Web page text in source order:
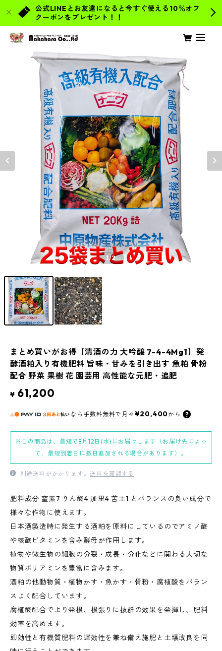
公式LINEとお友達になると今すぐ使える10％オフ
クーポンをプレゼント！！
1/2
まとめ買いがお得【清酒の力 大吟醸 7-4-4Mg1】発
酵酒粕入り有機肥料 旨味・甘みを引き出す 魚粕 骨粉
配合 野菜 果樹 花 園芸用 高性能な元肥・追肥
¥ 61,200
なら 手数料無料で 月々 ¥20,400から
※この商品は、最短で8月12日(水)にお届けします（お届け先によっ
て、最短到着日に数日追加される場合があります）。
別途送料がかかります。送料を確認する
肥料成分 窒素7 りん酸4 加里4 苦土1 とバランスの良い成分で
様々な作物に使えます。
日本酒製造時に発生する酒粕を原料にしているのでアミノ酸
や核酸ビタミンを含み酵母が作用します。
植物や微生物の細胞の分裂・成長・分化などに関わる大切な
物質ポリアミンを豊富に含みます。
酒粕の他動物質・植物かす・魚かす・骨粉・腐植酸をバラン
スよく配合しています。
腐植酸配合でより発根、根張りに抜群の効果を発揮し、肥料
効率を高めます。
即効性と有機質肥料の遅効性を兼ね備え施肥と土壌改良を同